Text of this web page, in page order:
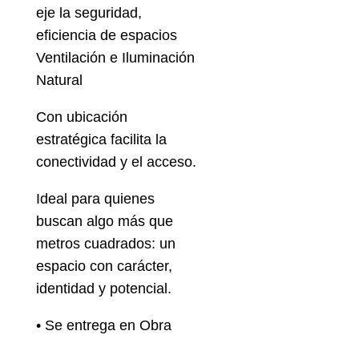
eje la seguridad,
eficiencia de espacios
Ventilación e Iluminación
Natural
Con ubicación
estratégica facilita la
conectividad y el acceso.
Ideal para quienes
buscan algo más que
metros cuadrados: un
espacio con carácter,
identidad y potencial.
• Se entrega en Obra